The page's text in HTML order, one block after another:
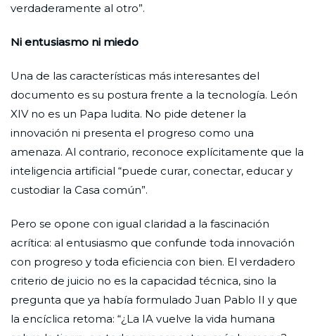
verdaderamente al otro”.
Ni entusiasmo ni miedo
Una de las características más interesantes del
documento es su postura frente a la tecnología. León
XIV no es un Papa ludita. No pide detener la
innovación ni presenta el progreso como una
amenaza. Al contrario, reconoce explícitamente que la
inteligencia artificial “puede curar, conectar, educar y
custodiar la Casa común”.
Pero se opone con igual claridad a la fascinación
acrítica: al entusiasmo que confunde toda innovación
con progreso y toda eficiencia con bien. El verdadero
criterio de juicio no es la capacidad técnica, sino la
pregunta que ya había formulado Juan Pablo II y que
la encíclica retoma: “¿La IA vuelve la vida humana